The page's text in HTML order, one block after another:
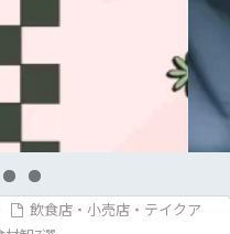
飲食店・小売店・テイクア